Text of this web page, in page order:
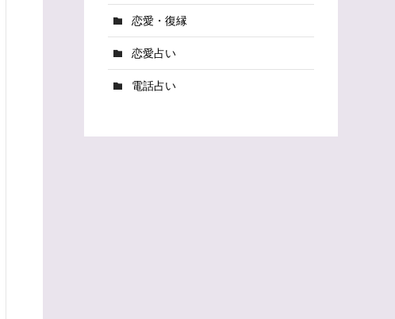
恋愛・復縁
恋愛占い
電話占い